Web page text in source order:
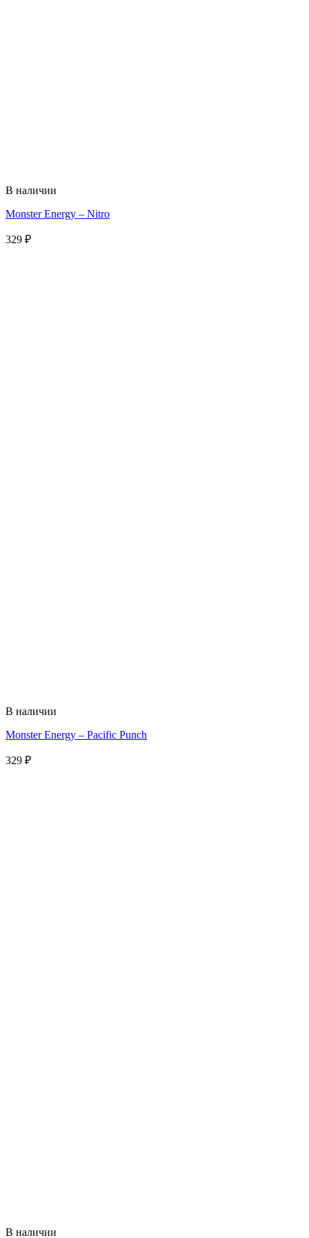
В наличии
Monster Energy – Nitro
329 ₽
В наличии
Monster Energy – Pacific Punch
329 ₽
В наличии